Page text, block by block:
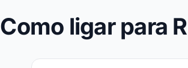
Como ligar para